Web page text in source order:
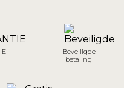
Beveiligde
betaling